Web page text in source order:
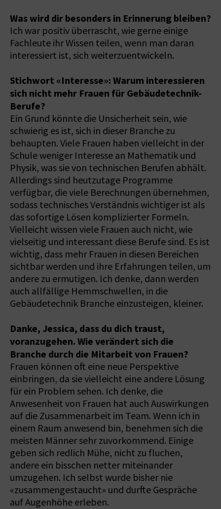
Was wird dir besonders in Erinnerung bleiben?
Ich war positiv überrascht, wie gerne einige
Fachleute ihr Wissen teilen, wenn man daran
interessiert ist, sich weiterzuentwickeln.
Stichwort «Interesse»: Warum interessieren
sich nicht mehr Frauen für Gebäudetechnik-
Berufe?
Ein Grund könnte die Unsicherheit sein, wie
schwierig es ist, sich in dieser Branche zu
behaupten. Viele Frauen haben vielleicht in der
Schule weniger Interesse an Mathematik und
Physik, was sie von technischen Berufen abhält.
Allerdings sind heutzutage Programme
verfügbar, die viele Berechnungen übernehmen,
sodass technisches Verständnis wichtiger ist als
das sofortige Lösen komplizierter Formeln.
Vielleicht wissen viele Frauen auch nicht, wie
vielseitig und interessant diese Berufe sind. Es ist
wichtig, dass mehr Frauen in diesen Bereichen
sichtbar werden und ihre Erfahrungen teilen, um
andere zu ermutigen. Ich denke, dann werden
auch allfällige Hemmschwellen, in die
Gebäudetechnik Branche einzusteigen, kleiner.
Danke, Jessica, dass du dich traust,
voranzugehen. Wie verändert sich die
Branche durch die Mitarbeit von Frauen?
Frauen können oft eine neue Perspektive
einbringen, da sie vielleicht eine andere Lösung
für ein Problem sehen. Ich denke, die
Anwesenheit von Frauen hat auch Auswirkungen
auf die Zusammenarbeit im Team. Wenn ich in
einem Raum anwesend bin, benehmen sich die
meisten Männer sehr zuvorkommend. Einige
geben sich redlich Mühe, nicht zu fluchen,
andere ein bisschen netter miteinander
umzugehen. Ich selbst wurde bisher nie
«zusammengestaucht» und durfte Gespräche
auf Augenhöhe erleben.